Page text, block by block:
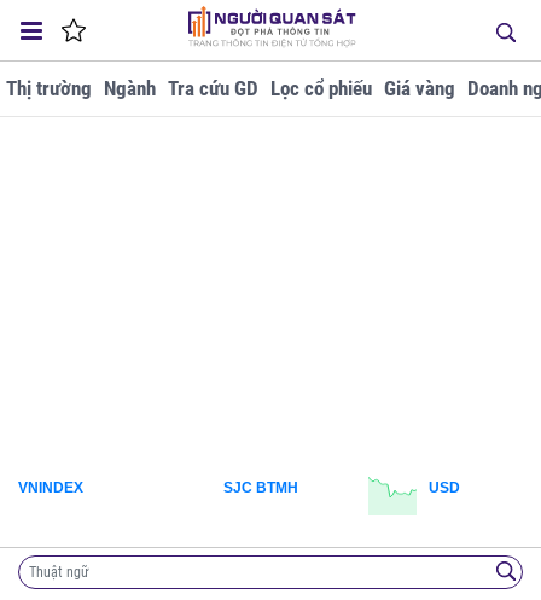
Thị trường Ngành Tra cứu GD Lọc cổ phiếu Giá vàng Doanh
VNINDEX SJC BTMH USD